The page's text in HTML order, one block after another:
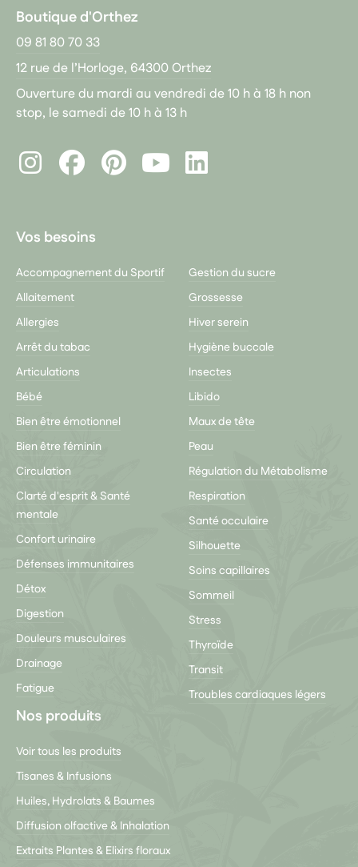
Boutique d'Orthez
09 81 80 70 33
12 rue de l’Horloge, 64300 Orthez
Ouverture du mardi au vendredi de 10 h à 18 h non
stop, le samedi de 10 h à 13 h
InstagramFacebookPinterest
LinkedIn
Vos besoins
Accompagnement du Sportif
Allaitement
Allergies
Arrêt du tabac
Articulations
Bébé
Bien être émotionnel
Bien être féminin
Circulation
Clarté d'esprit & Santé
mentale
Confort urinaire
Défenses immunitaires
Détox
Digestion
Douleurs musculaires
Drainage
Fatigue
Gestion du sucre
Grossesse
Hiver serein
Hygiène buccale
Insectes
Libido
Maux de tête
Peau
Régulation du Métabolisme
Respiration
Santé occulaire
Silhouette
Soins capillaires
Sommeil
Stress
Thyroïde
Transit
Troubles cardiaques légers
Nos produits
Voir tous les produits
Tisanes & Infusions
Huiles, Hydrolats & Baumes
Diffusion olfactive & Inhalation
Extraits Plantes & Elixirs floraux